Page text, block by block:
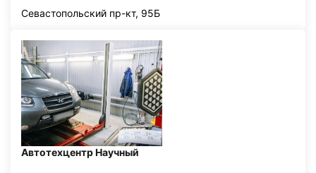
Севастопольский пр-кт, 95Б
Автотехцентр Научный